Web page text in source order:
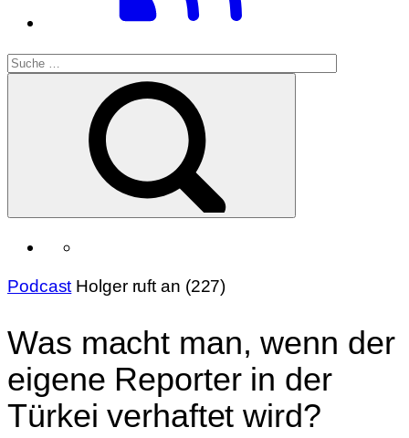
Podcast Holger ruft an (227)
Was macht man, wenn der
eigene Reporter in der
Türkei verhaftet wird?